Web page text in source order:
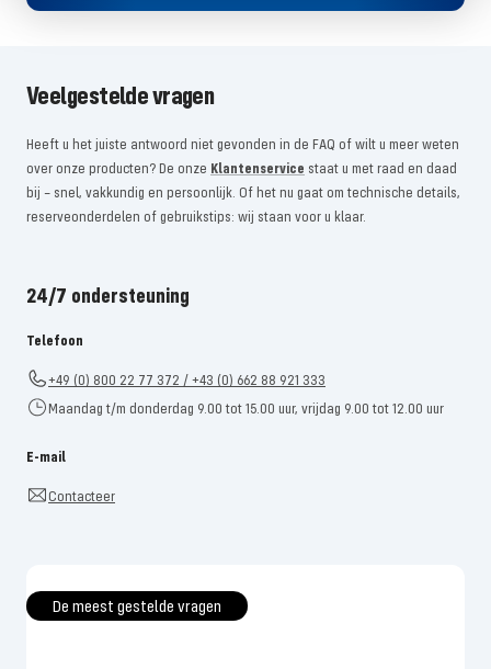
Veelgestelde vragen
Heeft u het juiste antwoord niet gevonden in de FAQ of wilt u meer weten
over onze producten? De onze Klantenservice staat u met raad en daad
bij – snel, vakkundig en persoonlijk. Of het nu gaat om technische details,
reserveonderdelen of gebruikstips: wij staan ​​voor u klaar.
24/7 ondersteuning
Telefoon
+49 (0) 800 22 77 372 / +43 (0) 662 88 921 333
Maandag t/m donderdag 9.00 tot 15.00 uur, vrijdag 9.00 tot 12.00 uur
E-mail
Contacteer
De meest gestelde vragen